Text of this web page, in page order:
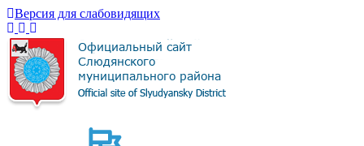
Версия для слабовидящих